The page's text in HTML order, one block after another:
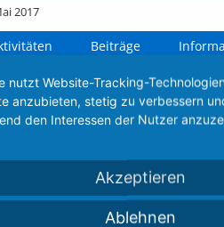
2017
Beiträge
im Profil von DADAMAN,
nutzt Website-Tracking-
anzubieten, stetig zu verbessern
den Interessen der Nutzer
Akzeptieren
Ablehnen